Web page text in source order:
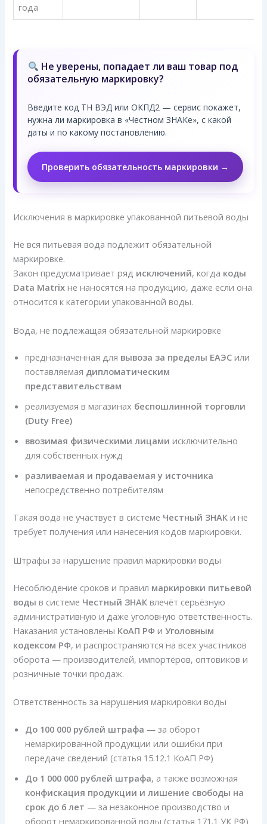
года
Не уверены, попадает ли ваш товар под
обязательную маркировку?
Введите код ТН ВЭД или ОКПД2 — сервис покажет,
нужна ли маркировка в «Честном ЗНАКе», с какой
даты и по какому постановлению.
Проверить обязательность маркировки →
Исключения в маркировке упакованной питьевой воды
Не вся питьевая вода подлежит обязательной
маркировке.
Закон предусматривает ряд исключений, когда коды
Data Matrix не наносятся на продукцию, даже если она
относится к категории упакованной воды.
Вода, не подлежащая обязательной маркировке
предназначенная для вывоза за пределы ЕАЭС или
поставляемая дипломатическим
представительствам
реализуемая в магазинах беспошлинной торговли
(Duty Free)
ввозимая физическими лицами исключительно
для собственных нужд
разливаемая и продаваемая у источника
непосредственно потребителям
Такая вода не участвует в системе Честный ЗНАК и не
требует получения или нанесения кодов маркировки.
Штрафы за нарушение правил маркировки воды
Несоблюдение сроков и правил маркировки питьевой
воды в системе Честный ЗНАК влечёт серьёзную
административную и даже уголовную ответственность.
Наказания установлены КоАП РФ иУголовным
кодексом РФ, и распространяются на всех участников
оборота — производителей, импортёров, оптовиков и
розничные точки продаж.
Ответственность за нарушения маркировки воды
До 100 000 рублей штрафа — за оборот
немаркированной продукции или ошибки при
передаче сведений (статья 15.12.1 КоАП РФ)
До 1 000 000 рублей штрафа, а также возможная
конфискация продукции и лишение свободы на
срок до 6 лет — за незаконное производство и
оборот немаркированной воды (статья 171.1 УК РФ)